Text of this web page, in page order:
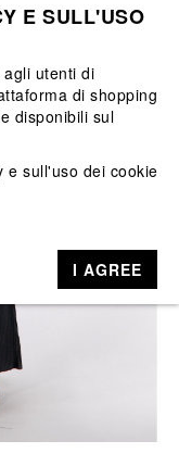
E SULL'USO
utenti di
di shopping
disponibili sul
e sull'uso dei cookie
I AGREE